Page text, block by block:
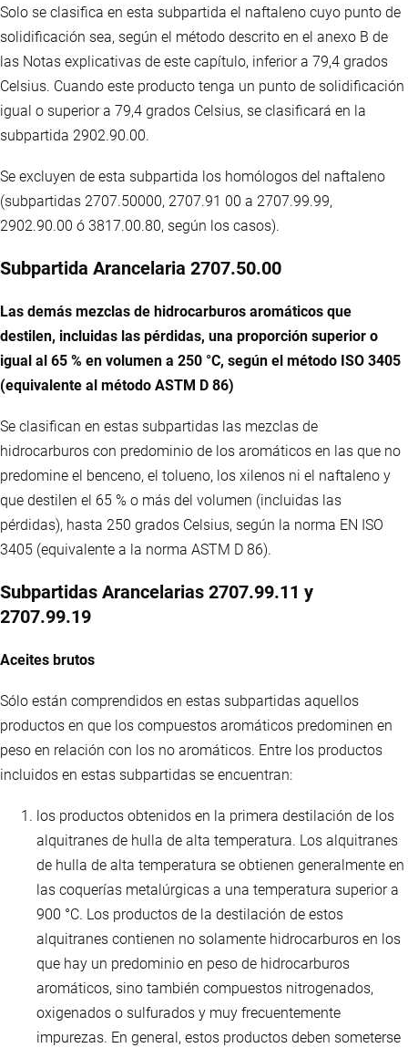
Solo se clasifica en esta subpartida el naftaleno cuyo punto de
solidificación sea, según el método descrito en el anexo B de
las Notas explicativas de este capítulo, inferior a 79,4 grados
Celsius. Cuando este producto tenga un punto de solidificación
igual o superior a 79,4 grados Celsius, se clasificará en la
subpartida 2902.90.00.
Se excluyen de esta subpartida los homólogos del naftaleno
(subpartidas 2707.50000, 2707.91 00 a 2707.99.99,
2902.90.00 ó 3817.00.80, según los casos).
Subpartida Arancelaria 2707.50.00
Las demás mezclas de hidrocarburos aromáticos que
destilen, incluidas las pérdidas, una proporción superior o
igual al 65 % en volumen a 250 °C, según el método ISO 3405
(equivalente al método ASTM D 86)
Se clasifican en estas subpartidas las mezclas de
hidrocarburos con predominio de los aromáticos en las que no
predomine el benceno, el tolueno, los xilenos ni el naftaleno y
que destilen el 65 % o más del volumen (incluidas las
pérdidas), hasta 250 grados Celsius, según la norma EN ISO
3405 (equivalente a la norma ASTM D 86).
Subpartidas Arancelarias 2707.99.11 y
2707.99.19
Aceites brutos
Sólo están comprendidos en estas subpartidas aquellos
productos en que los compuestos aromáticos predominen en
peso en relación con los no aromáticos. Entre los productos
incluidos en estas subpartidas se encuentran:
los productos obtenidos en la primera destilación de los
alquitranes de hulla de alta temperatura. Los alquitranes
de hulla de alta temperatura se obtienen generalmente en
las coquerías metalúrgicas a una temperatura superior a
900 °C. Los productos de la destilación de estos
alquitranes contienen no solamente hidrocarburos en los
que hay un predominio en peso de hidrocarburos
aromáticos, sino también compuestos nitrogenados,
oxigenados o sulfurados y muy frecuentemente
impurezas. En general, estos productos deben someterse